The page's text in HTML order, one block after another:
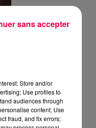
Store and/or
Use profiles to
audiences through
content; Use
fraud, and fix errors;
sans accepter